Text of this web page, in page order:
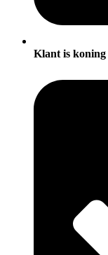
Klant is koning